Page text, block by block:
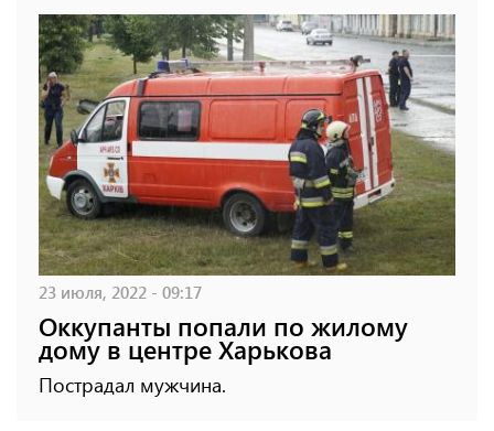
23 июля, 2022 - 09:17
Оккупанты попали по жилому
дому в центре Харькова
Пострадал мужчина.